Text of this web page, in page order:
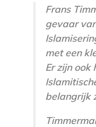
Frans
gevaar
met een
Er zijn ook
belangrijk